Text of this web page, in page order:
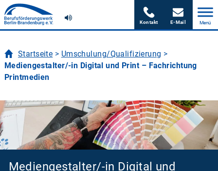
Skip
to
content
Startseite > Umschulung/Qualifizierung >
Mediengestalter/-in Digital und Print – Fachrichtung
Printmedien
Mediengestalter/-in Digital und